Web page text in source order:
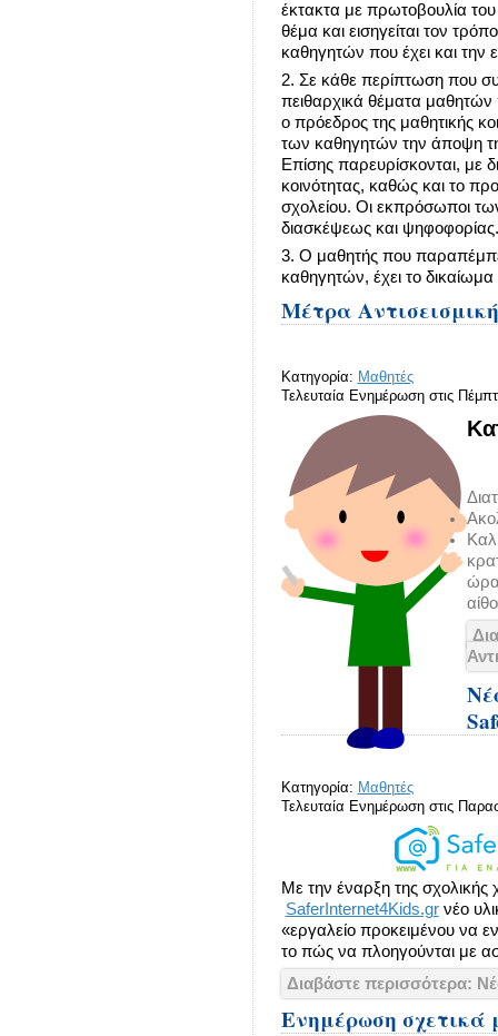
έκτακτα με πρωτοβουλία του
θέμα και εισηγείται τον
καθηγητών που έχει και την
2. Σε κάθε περίπτωση που
πειθαρχικά θέματα μαθητών
ο πρόεδρος της μαθητικής
των καθηγητών την άποψη
Επίσης παρευρίσκονται, με
κοινότητας, καθώς και το
σχολείου. Οι εκπρόσωποι
διασκέψεως και ψηφοφορίας.
3. Ο μαθητής που
καθηγητών, έχει το
Μέτρα
Κατηγορία: Μαθητές
Τελευταία Ενημέρωση στις
ώρα
Κατηγορία: Μαθητές
Τελευταία Ενημέρωση στις
Με την έναρξη της σχολικής
SaferInternet4Kids.grνέο
«εργαλείο προκειμένου να
το πώς να πλοηγούνται με
Διαβάστε περισσότερα:
Ενημέρωση σχετικά